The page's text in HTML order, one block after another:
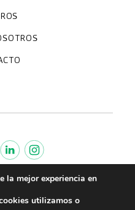
la imagen
médicas
MédicaMaresme
Imhotep
la mejor experiencia en
utilizamos o